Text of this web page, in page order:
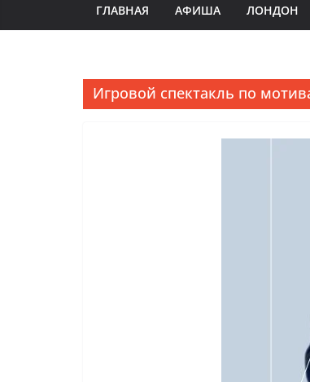
ГЛАВНАЯ АФИША ЛОНДОН
Игровой спектакль по